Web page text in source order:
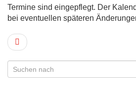
Termine sind eingepflegt. Der
bei eventuellen späteren